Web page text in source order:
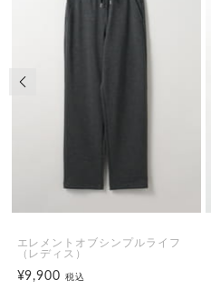
エレメントオブシンプルライフ
（レディス）
¥9,900税込
前の画像